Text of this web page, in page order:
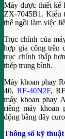
Máy được thiết kế
ZX-7045B1. Kiểu
thể ngồi làm việc
Trục chính của
hợp gia công trên
trục chính thấp
thép trung bình.
Máy khoan phay
40, RF-40N2F,
máy khoan phay
riêng máy khoan
động bằng dây
Thông số kỹ